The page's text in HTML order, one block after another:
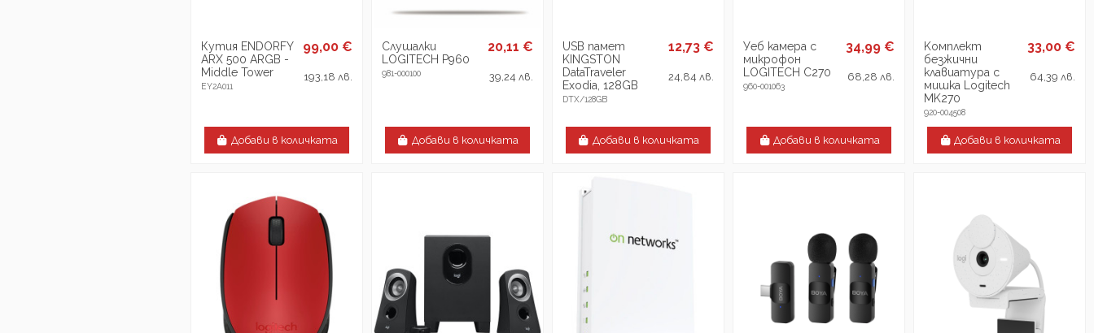
Кутия ENDORFY
ARX 500 ARGB -
Middle Tower
EY2A011
99,00 €
193,18 лв.
Добави в количката
Слушалки
LOGITECH P960
981-000100
20,11 €
39,24 лв.
Добави в количката
USB памет
KINGSTON
DataTraveler
Exodia, 128GB
DTX/128GB
12,73 €
24,84 лв.
Добави в количката
Уеб камера с
микрофон
LOGITECH C270
960-001063
34,99 €
68,28 лв.
Добави в количката
Kомплект
безжични
клавиатура с
мишка Logitech
MK270
920-004508
33,00 €
64,39 лв.
Добави в количката